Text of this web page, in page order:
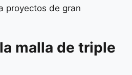
proyectos de gran
malla de triple